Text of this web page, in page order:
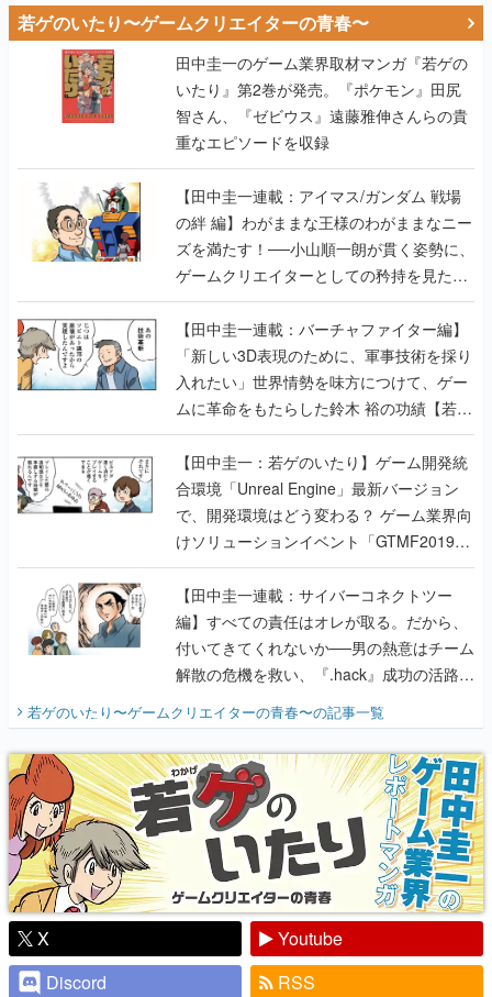
若ゲのいたり〜ゲームクリエイターの青春〜
田中圭一のゲーム業界取材マンガ『若ゲの
いたり』第2巻が発売。『ポケモン』田尻
智さん、『ゼビウス』遠藤雅伸さんらの貴
重なエピソードを収録
【田中圭一連載：アイマス/ガンダム 戦場
の絆 編】わがままな王様のわがままなニー
ズを満たす！──小山順一朗が貫く姿勢に、
ゲームクリエイターとしての矜持を見た
【若ゲのいたり最終回】
【田中圭一連載：バーチャファイター編】
「新しい3D表現のために、軍事技術を採り
入れたい」世界情勢を味方につけて、ゲー
ムに革命をもたらした鈴木 裕の功績【若ゲ
のいたり】
【田中圭一：若ゲのいたり】ゲーム開発統
合環境「Unreal Engine」最新バージョン
で、開発環境はどう変わる？ ゲーム業界向
けソリューションイベント「GTMF2019」
に行って、より理解を深めよう【PR】
【田中圭一連載：サイバーコネクトツー
編】すべての責任はオレが取る。だから、
付いてきてくれないか──男の熱意はチーム
解散の危機を救い、『.hack』成功の活路を
開く。業界の快男児・松山 洋に流れる血は
『少年ジャンプ』色だった【若ゲのいた
り】
若ゲのいたり〜ゲームクリエイターの青春〜の記事一覧
X
Youtube
Discord
RSS